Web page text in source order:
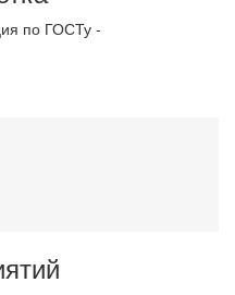
по ГОСТу -